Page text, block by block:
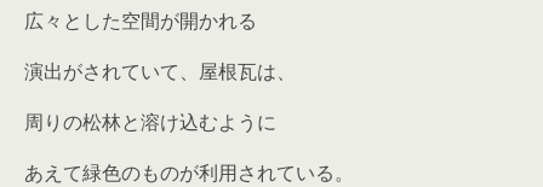
広々とした空間が開かれる
演出がされていて、屋根瓦は、
周りの松林と溶け込むように
あえて緑色のものが利用されている。